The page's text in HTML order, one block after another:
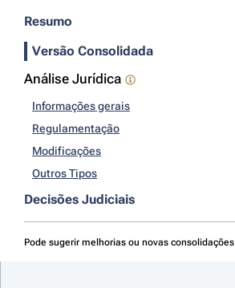
Resumo
Versão Consolidada
Análise Jurídica
Informações gerais
Regulamentação
Modificações
Outros Tipos
Decisões Judiciais
Pode sugerir melhorias ou novas consolidações